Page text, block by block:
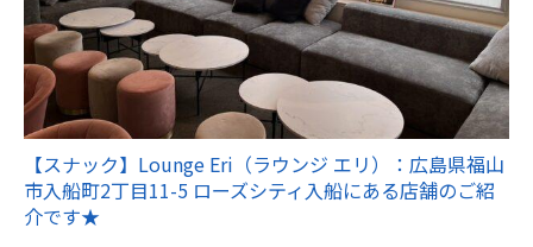
【スナック】Lounge Eri（ラウンジ エリ）：広島県福山
市入船町2丁目11-5 ローズシティ入船にある店舗のご紹
介です★